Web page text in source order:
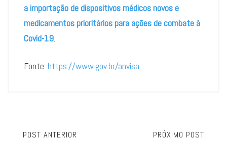
a importação de dispositivos médicos novos e
medicamentos prioritáriospara ações de combate à
Covid-19.
Fonte: https://www.gov.br/anvisa
POST ANTERIOR PRÓXIMO POST